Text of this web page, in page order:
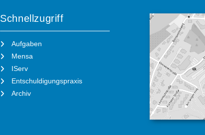
Schnellzugriff
Aufgaben
Mensa
IServ
Entschuldigungspraxis
Archiv